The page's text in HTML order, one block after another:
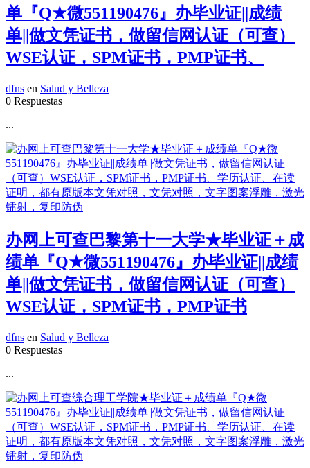
单『Q★微551190476』办毕业证||成绩
单||做文凭证书，做留信网认证（可查）
WSE认证，SPM证书，PMP证书、
dfns en Salud y Belleza
0 Respuestas
...
办网上可查巴黎第十一大学★毕业证＋成
绩单『Q★微551190476』办毕业证||成绩
单||做文凭证书，做留信网认证（可查）
WSE认证，SPM证书，PMP证书
dfns en Salud y Belleza
0 Respuestas
...